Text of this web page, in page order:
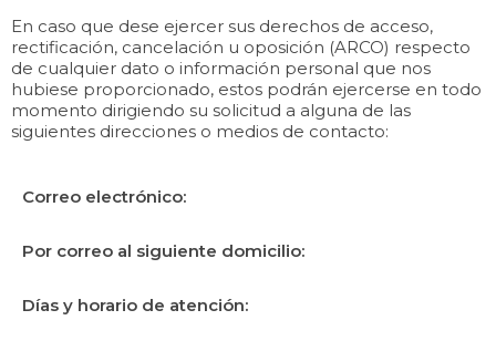
En caso que dese ejercer sus derechos de acceso,
rectificación, cancelación u oposición (ARCO) respecto
de cualquier dato o información personal que nos
hubiese proporcionado, estos podrán ejercerse en todo
momento dirigiendo su solicitud a alguna de las
siguientes direcciones o medios de contacto:
Correo electrónico:
Por correo al siguiente domicilio:
Días y horario de atención: